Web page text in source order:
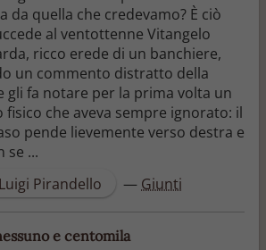
da quella che credevamo? È ciò
al ventottenne Vitangelo
ricco erede di un banchiere,
un commento distratto della
gli fa notare per la prima volta un
fisico che aveva sempre ignorato: il
pende lievemente verso destra e
se ...
Luigi Pirandello
— Giunti
e centomila